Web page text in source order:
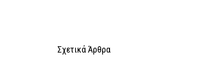
Σχετικά Άρθρα